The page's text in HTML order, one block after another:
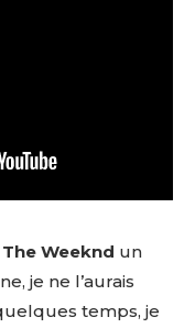
The Weeknd un
je ne l’aurais
temps, je